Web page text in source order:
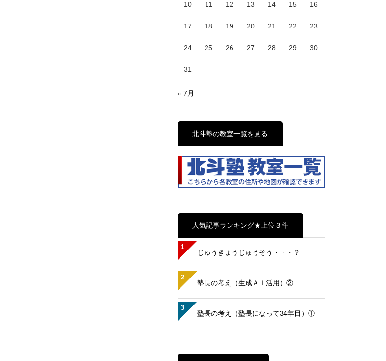
10 11 12 13 14 15 16
17 18 19 20 21 22 23
24 25 26 27 28 29 30
31
« 7月
北斗塾の教室一覧を見る
人気記事ランキング★上位３件
1
じゅうきょうじゅうそう・・・？
2
塾長の考え（生成ＡＩ活用）②
3
塾長の考え（塾長になって34年目）①